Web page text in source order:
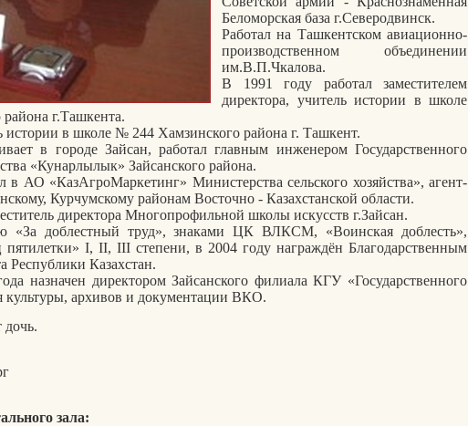
Беломорская база г.Северодвинск.
Работал на Ташкентском авиационно-
производственном объединении
им.В.П.Чкалова.
В 1991 году работал заместителем
директора, учитель истории в школе
г.Ташкента.
истории в школе № 244 Хамзинского района г. Ташкент.
в городе Зайсан, работал главным инженером Государственного
«Кунарлылык» Зайсанского района.
в АО «КазАгроМаркетинг» Министерства сельского хозяйства», агент-
Курчумскому районам Восточно - Казахстанской области.
директора Многопрофильной школы искусств г.Зайсан.
«За доблестный труд», знаками ЦК ВЛКСМ, «Воинская доблесть»,
пятилетки» I, II, III степени, в 2004 году награждён Благодарственным
Республики Казахстан.
назначен директором Зайсанского филиала КГУ «Государственного
культуры, архивов и документации ВКО.
дочь.
зала: